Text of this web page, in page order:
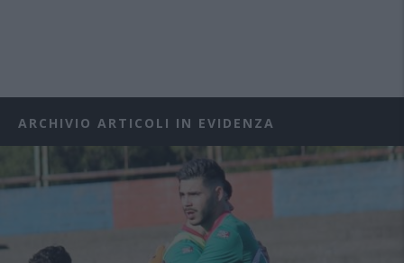
ARCHIVIO ARTICOLI IN EVIDENZA